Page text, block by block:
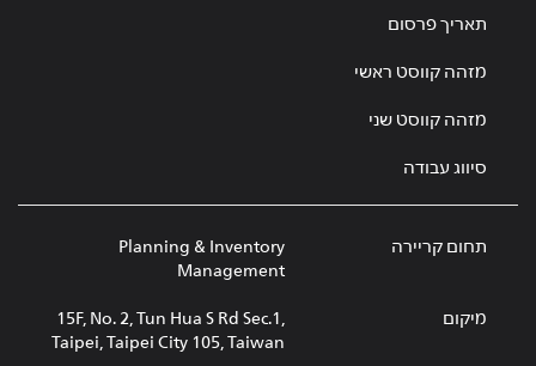
תאריך פרסום
מזהה קווסט ראשי
מזהה קווסט שני
סיווג עבודה
תחום קריירה
Planning & Inventory
Management
מיקום
15F, No. 2, Tun Hua S Rd Sec.1,
Taipei, Taipei City 105, Taiwan